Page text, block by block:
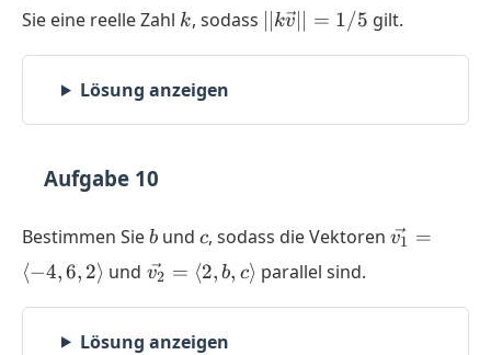
\langle
-1,2,2
Sie eine reelle Zahl k
k, sodass ||k
\vec{v}
kv = 1/5 gilt.
Lösung anzeigen
Aufgabe 10
Bestimmen Sie b
b und c
c, sodass die Vektoren \vec{v_1}
\rangle
v1 =
⟨−4,6, 2⟩ und \vec{v_2}
= \langle
2,b,c
\rangle
v2 = ⟨2, b, c⟩ parallel sind.
Lösung anzeigen